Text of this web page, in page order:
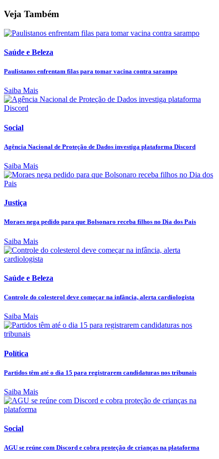
Veja Também
Saúde e Beleza
Paulistanos enfrentam filas para tomar vacina contra sarampo
Saiba Mais
Social
Agência Nacional de Proteção de Dados investiga plataforma Discord
Saiba Mais
Justiça
Moraes nega pedido para que Bolsonaro receba filhos no Dia dos Pais
Saiba Mais
Saúde e Beleza
Controle do colesterol deve começar na infância, alerta cardiologista
Saiba Mais
Política
Partidos têm até o dia 15 para registrarem candidaturas nos tribunais
Saiba Mais
Social
AGU se reúne com Discord e cobra proteção de crianças na plataforma